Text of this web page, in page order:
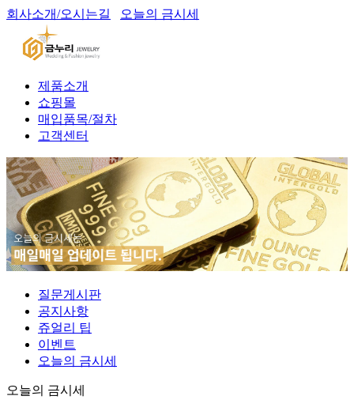
회사소개/오시는길 오늘의 금시세
제품소개
쇼핑몰
매입품목/절차
고객센터
질문게시판
공지사항
쥬얼리 팁
이벤트
오늘의 금시세
오늘의 금시세